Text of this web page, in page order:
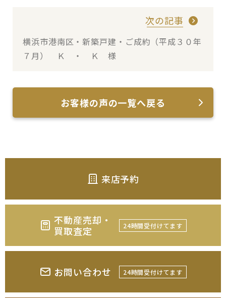
次の記事
横浜市港南区・新築戸建・ご成約（平成３０年
７月） Ｋ ・ Ｋ 様
お客様の声の一覧へ戻る
来店予約
不動産売却・
買取査定
24時間受付けてます
お問い合わせ 24時間受付けてます